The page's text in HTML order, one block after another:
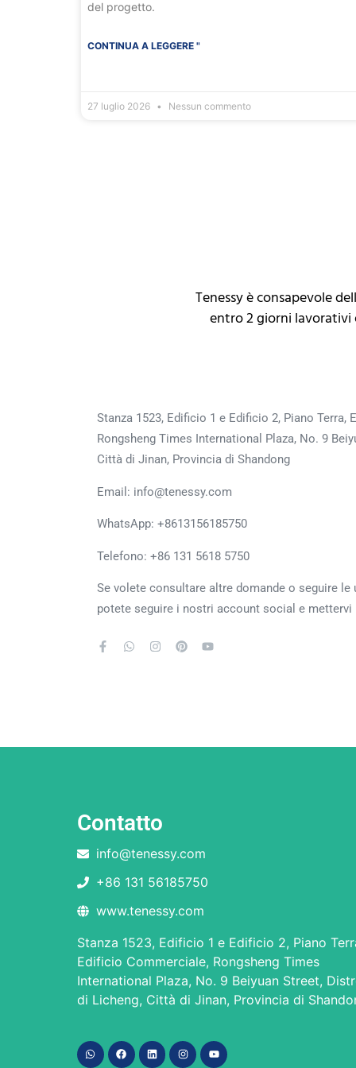
del progetto.
CONTINUA A LEGGERE "
27 luglio 2026 Nessun commento
Tenessy è consapevole
entro 2 giorni lavorativi
Stanza 1523, Edificio 1 e Edificio 2, Piano Terra,
Rongsheng Times International Plaza, No. 9
Città di Jinan, Provincia di Shandong
Email: info@tenessy.com
WhatsApp: +8613156185750
Telefono: +86 131 5618 5750
Se volete consultare altre domande o seguire le
potete seguire i nostri account social e
Contatto
info@tenessy.com
+86 131 56185750
www.tenessy.com
Stanza 1523, Edificio 1 e Edificio 2, Piano
Edificio Commerciale, Rongsheng Times
International Plaza, No. 9 Beiyuan Street,
di Licheng, Città di Jinan, Provincia di